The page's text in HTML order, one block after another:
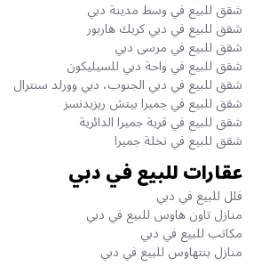
شقق للبيع في وسط مدينة دبي
شقق للبيع في دبي كريك هاربور
شقق للبيع في مرسى دبي
شقق للبيع في واحة دبي للسيليكون
شقق للبيع في دبي الجنوب، دبي وورلد سنترال
شقق للبيع في جميرا بيتش ريزيدنسز
شقق للبيع في قرية جميرا الدائرية
شقق للبيع في نخلة جميرا
عقارات للبيع في دبي
فلل للبيع في دبي
منازل تاون هاوس للبيع في دبي
مكاتب للبيع في دبي
منازل بنتهاوس للبيع في دبي